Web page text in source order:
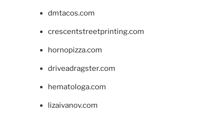
dmtacos.com
crescentstreetprinting.com
hornopizza.com
driveadragster.com
hematologa.com
lizaivanov.com